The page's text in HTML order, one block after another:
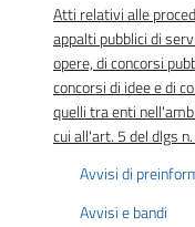
Atti relativi alle
appalti pubblici di
opere, di concorsi
concorsi di idee e di
quelli tra enti
cui all'art. 5 del dlgs
Avvisi di
Avvisi e bandi